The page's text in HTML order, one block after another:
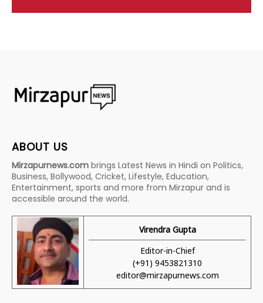
ABOUT US
Mirzapurnews.com brings Latest News in Hindi on Politics,
Business, Bollywood, Cricket, Lifestyle, Education,
Entertainment, sports and more from Mirzapur and is
accessible around the world.
Virendra Gupta
Editor-in-Chief
(+91) 9453821310
editor@mirzapurnews.com